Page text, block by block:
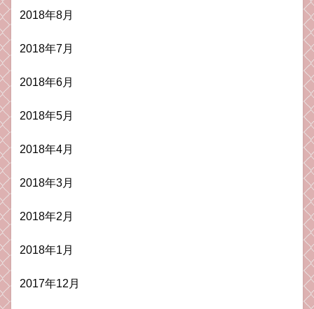
2018年8月
2018年7月
2018年6月
2018年5月
2018年4月
2018年3月
2018年2月
2018年1月
2017年12月